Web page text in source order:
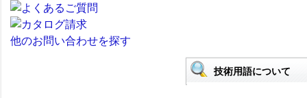
他のお問い合わせを探す
技術用語について